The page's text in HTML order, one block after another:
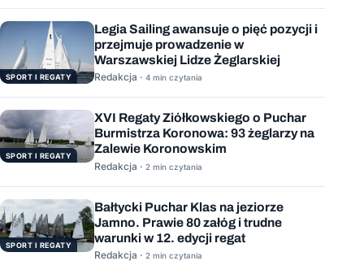
SPORT I REGATY
Legia Sailing awansuje o pięć pozycji i
przejmuje prowadzenie w
Warszawskiej Lidze Żeglarskiej
Redakcja · 4 min czytania
SPORT I REGATY
XVI Regaty Ziółkowskiego o Puchar
Burmistrza Koronowa: 93 żeglarzy na
Zalewie Koronowskim
Redakcja · 2 min czytania
SPORT I REGATY
Bałtycki Puchar Klas na jeziorze
Jamno. Prawie 80 załóg i trudne
warunki w 12. edycji regat
Redakcja · 2 min czytania